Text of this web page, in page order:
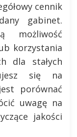
cennik
gabinet.
możliwość
korzystania
dla stałych
się na
porównać
uwagę na
jakości